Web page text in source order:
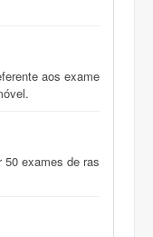
aos exame
exames de ras